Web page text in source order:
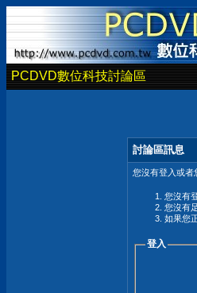
PCDVD數位科技討論區
討論區訊息
您沒有登入或者
您沒有
您沒有
如果您
登入